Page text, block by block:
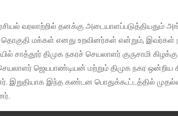
வரலாற்றில் தனக்கு அடையாளப்படுத்தியதும்
மக்கள் எனது உறவினர்கள் என்றும், இவர்கள்
திமுக நகரச் செயலாளர் குருசாமி கிழக்கு
ஜெயபாண்டியன் மற்றும் திமுக நகர
இந்த கண்டன பொதுக்கூட்டத்தில்